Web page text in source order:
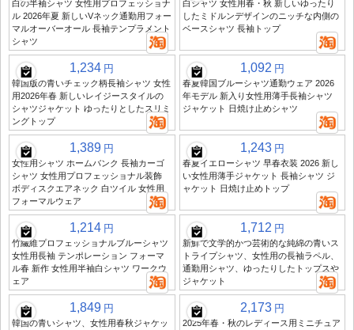
白の半袖シャツ 女性用プロフェッショナ
ル 2026年夏 新しいVネック通勤用フォー
マルオーバーオール 長袖テンプラメント
シャツ
白シャツ 女性用春・秋 新しいゆったり
したミドルンデザインのニッチな内側の
ベースシャツ 長袖トップ
1,234 円
韓国版の青いチェック柄長袖シャツ 女性
用2026年春 新しいレイジースタイルの
シャツジャケット ゆったりとしたスリミ
ングトップ
1,092 円
春夏韓国ブルーシャツ通勤ウェア 2026
年モデル 新入り女性用薄手長袖シャツ
ジャケット 日焼け止めシャツ
1,389 円
女性用シャツ ホームバンク 長袖カーゴ
シャツ 女性用プロフェッショナル装飾
ボディスクエアネック 白ツイル 女性用
フォーマルウェア
1,243 円
春夏イエローシャツ 早春衣装 2026 新し
い女性用薄手ジャケット 長袖シャツ ジ
ャケット 日焼け止めトップ
1,214 円
竹繊維プロフェッショナルブルーシャツ
女性用長袖 テンポレーション フォーマ
ル春 新作 女性用半袖白シャツ ワークウ
ェア
1,712 円
新鮮で文学的かつ芸術的な純綿の青いス
トライプシャツ、女性用の長袖ラペル、
通勤用シャツ、ゆったりしたトップスや
ジャケット
1,849 円
韓国の青いシャツ、女性用春秋ジャケッ
2,173 円
2025年春・秋のレディース用ミニチュア